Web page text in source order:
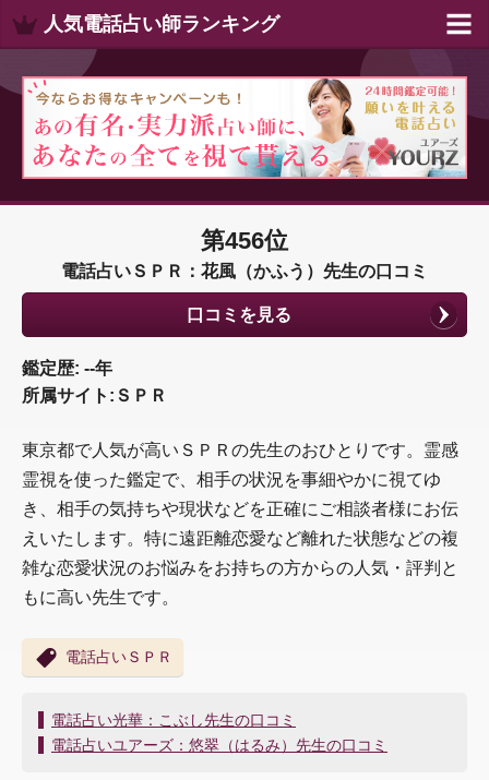
人気電話占い師ランキング
第456位
電話占いＳＰＲ：花風（かふう）先生の口コミ
口コミを見る
鑑定歴: --年
所属サイト:ＳＰＲ
東京都で人気が高いＳＰＲの先生のおひとりです。霊感
霊視を使った鑑定で、相手の状況を事細やかに視てゆ
き、相手の気持ちや現状などを正確にご相談者様にお伝
えいたします。特に遠距離恋愛など離れた状態などの複
雑な恋愛状況のお悩みをお持ちの方からの人気・評判と
もに高い先生です。
電話占いＳＰＲ
投
稿
電話占い光華：こぶし先生の口コミ
電話占いユアーズ：悠翠（はるみ）先生の口コミ